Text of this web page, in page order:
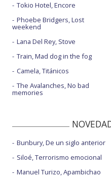
Tokio Hotel, Encore
Phoebe Bridgers, Lost
weekend
Lana Del Rey, Stove
Train, Mad dog in the fog
Camela, Titánicos
The Avalanches, No bad
memories
Bunbury, De un siglo anterior
Siloé, Terrorismo emocional
Manuel Turizo, Apambichao